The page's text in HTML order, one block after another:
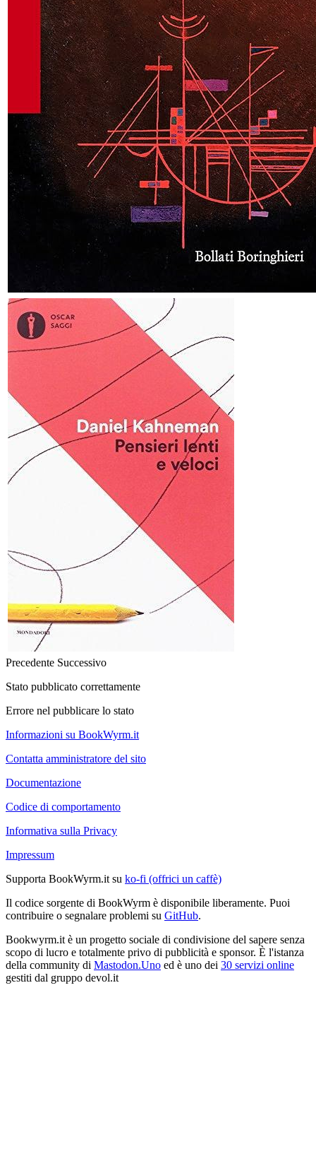
Precedente Successivo
Stato pubblicato correttamente
Errore nel pubblicare lo stato
Informazioni su BookWyrm.it
Contatta amministratore del sito
Documentazione
Codice di comportamento
Informativa sulla Privacy
Impressum
Supporta BookWyrm.it su ko-fi (offrici un caffè)
Il codice sorgente di BookWyrm è disponibile liberamente. Puoi
contribuire o segnalare problemi su GitHub.
Bookwyrm.it è un progetto sociale di condivisione del sapere senza
scopo di lucro e totalmente privo di pubblicità e sponsor. È l'istanza
della community di Mastodon.Uno ed è uno dei 30 servizi online
gestiti dal gruppo devol.it